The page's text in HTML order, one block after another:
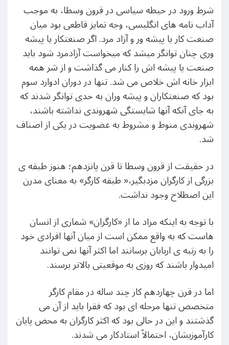
شرط ورود در حیطه سیاسی در قرون وسطا، به موجب
آداب نامه های انگلیسی، وجه تمایز قاطعی بود میان
صنعت کار یا پیشه ور و آزاد مرد. اگر صنعتکار یا پیشه
وری چنان توانگر میشد که میخواست آزادمرد شود باید
صنعت یا پیشه اش را کنار می گذاشت و از شر همه
ابزار خانه اش خلاص می شد. تنها در دوران ادوارد سوم
بود که صنعتکاران و پیشه وران به حدی توانگر شدند که
به جای آنکه آنها شایستگی شهروندی نداشته باشند،
شهروندی منوط و مشروط به عضویت در یکی از اصناف
شد.
در حقیقت از قرون وسطا تا قرن پانزدهم؛ هنوز طبقه ی
بزرگی از کارگران مزدبگیر،« طبقه کارگر» به معنای مدرن
این اصطلاح وجود نداشت.
با توجه به اینکه مراد ما از «کارگران» شماری از انسان
هاست که به واقع ممکن است از میان آنها افرادی خود
را به رتبه ی اربابان برسانند اما اکثر آنها نمی توانند
امیدوار باشند که روزی به موقعیتی بالاتر برسند.
اما در قرن چهاردهم کار چند ساله در مقام کارگر
متخصص تنها مرحله ای بود که فقرا باید از آن می
گذشتند و این در حالی بود که اکثر کارگران به محض پایان
کارآموزیشان، احتمالاً استادکار می شدند.